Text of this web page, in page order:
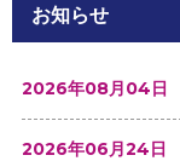
お知らせ
2026年08月04日
2026年06月24日